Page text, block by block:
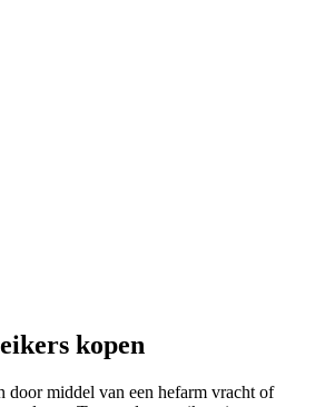
kopen
door middel van een hefarm vracht of